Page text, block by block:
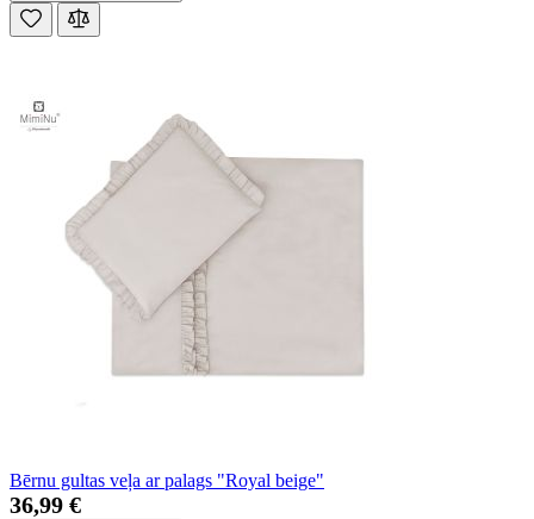
Bērnu gultas veļa ar palags "Royal beige"
36,99 €